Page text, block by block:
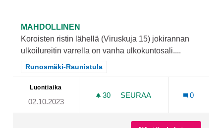
MAHDOLLINEN
Koroisten ristin lähellä (Viruskuja 15) jokirannan
ulkoilureitin varrella on vanha ulkokuntosali....
Rajaa tulokset teeman mukaan: Runosmäki-Raunistula
Runosmäki-Raunistula
Luontiaika
02.10.2023
30 30 SEURAAJAA
SEURAA
0